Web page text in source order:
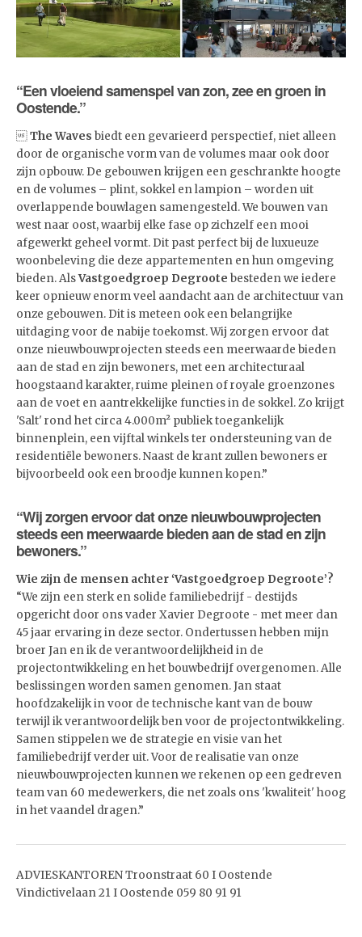
“Een vloeiend samenspel van zon, zee en groen in
Oostende.”
The Waves biedt een gevarieerd perspectief, niet alleen
door de organische vorm van de volumes maar ook door
zijn opbouw. De gebouwen krijgen een geschrankte hoogte
en de volumes – plint, sokkel en lampion – worden uit
overlappende bouwlagen samengesteld. We bouwen van
west naar oost, waarbij elke fase op zichzelf een mooi
afgewerkt geheel vormt. Dit past perfect bij de luxueuze
woonbeleving die deze appartementen en hun omgeving
bieden. AlsVastgoedgroep Degroote besteden we iedere
keer opnieuw enorm veel aandacht aan de architectuur van
onze gebouwen. Dit is meteen ook een belangrijke
uitdaging voor de nabije toekomst. Wij zorgen ervoor dat
onze nieuwbouwprojecten steeds een meerwaarde bieden
aan de stad en zijn bewoners, met een architecturaal
hoogstaand karakter, ruime pleinen of royale groenzones
aan de voet en aantrekkelijke functies in de sokkel. Zo krijgt
'Salt' rond het circa 4.000m² publiek toegankelijk
binnenplein, een vijftal winkels ter ondersteuning van de
residentiële bewoners. Naast de krant zullen bewoners er
bijvoorbeeld ook een broodje kunnen kopen.”
“Wij zorgen ervoor dat onze nieuwbouwprojecten
steeds een meerwaarde bieden aan de stad en zijn
bewoners.”
Wie zijn de mensen achter ‘Vastgoedgroep Degroote’?
“We zijn een sterk en solide familiebedrijf - destijds
opgericht door ons vader Xavier Degroote - met meer dan
45 jaar ervaring in deze sector. Ondertussen hebben mijn
broer Jan en ik de verantwoordelijkheid in de
projectontwikkeling en het bouwbedrijf overgenomen. Alle
beslissingen worden samen genomen. Jan staat
hoofdzakelijk in voor de technische kant van de bouw
terwijl ik verantwoordelijk ben voor de projectontwikkeling.
Samen stippelen we de strategie en visie van het
familiebedrijf verder uit. Voor de realisatie van onze
nieuwbouwprojecten kunnen we rekenen op een gedreven
team van 60 medewerkers, die net zoals ons 'kwaliteit' hoog
in het vaandel dragen.”
ADVIESKANTOREN Troonstraat 60 I Oostende
Vindictivelaan 21 I Oostende 059 80 91 91